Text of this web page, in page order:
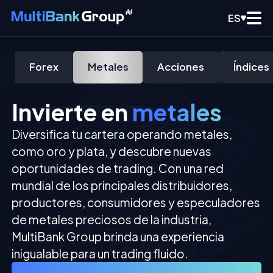
ES
Forex Metales Acciones Índices
Invierte en metales
Diversifica tu cartera operando metales,
como oro y plata, y descubre nuevas
oportunidades de trading. Con una red
mundial de los principales distribuidores,
productores, consumidores y especuladores
de metales preciosos de la industria,
MultiBank Group brinda una experiencia
inigualable para un trading fluido.